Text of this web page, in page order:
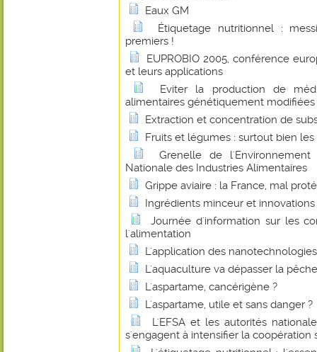
Eaux GM
Étiquetage nutritionnel :
premiers !
EUPROBIO 2005, conférence
et leurs applications
Eviter la production de
alimentaires génétiquement modifiées
Extraction et concentration de
Fruits et légumes : surtout bien les
Grenelle de
Nationale des Industries Alimentaires
Grippe aviaire : la France, mal
Ingrédients minceur et innovations
Journée d'information sur les
l'alimentation
L'application des
L'aquaculture va dépasser la
L'aspartame, cancérigène ?
L'aspartame, utile et sans danger ?
L'EFSA et les autorités
s'engagent à intensifier la coopération